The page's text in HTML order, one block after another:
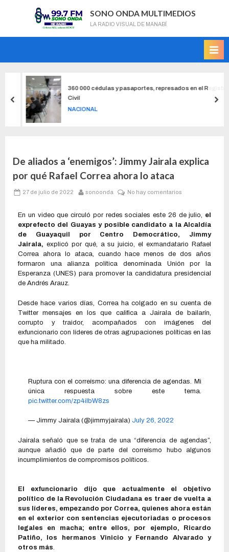
SONO ONDA MULTIMEDIOS
LA RADIO VISUAL DE MANABÍ
360 000 cédulas y pasaportes, represados en el Registro
Civil
NACIONAL
De aliados a ‘enemigos’: Jimmy Jairala explica
por qué Rafael Correa ahora lo ataca
27 de julio de 2022 sonoonda No hay comentarios
En un video que circuló por redes sociales este 26 de julio, el
exprefecto del Guayas y posible candidato a la Alcaldía
de Guayaquil por Centro Democrático, Jimmy
Jairala, explicó por qué, a su juicio, el exmandatario Rafael
Correa ahora lo ataca, cuando hace menos de dos años
formaron una alianza política denominada Unión por la
Esperanza (UNES) para promover la candidatura presidencial
de Andrés Arauz.
Desde hace varios días, Correa ha colgado en su cuenta de
Twitter mensajes en los que califica a Jairala de bailarín,
corrupto y traidor, acompañados con imágenes del
exfuncionario con líderes de otras agrupaciones políticas en las
que ha militado.
Ruptura con el correísmo: una diferencia de agendas. Mi
única respuesta sobre este tema.
pic.twitter.com/zp4iIbW8zs
— Jimmy Jairala (@jimmyjairala) July 26, 2022
Jairala señaló que se trata de una “diferencia de agendas”,
aunque añadió que de parte del correísmo hubo algunos
incumplimientos de compromisos políticos.
El exfuncionario dijo que actualmente el objetivo
político de la Revolución Ciudadana es traer de vuelta a
sus líderes, empezando por Correa, quienes ahora están
en el exterior con sentencias ejecutoriadas o procesos
legales en macha; entre ellos, por ejemplo, Ricardo
Patiño, los hermanos Vinicio y Fernando Alvarado y
otros más.